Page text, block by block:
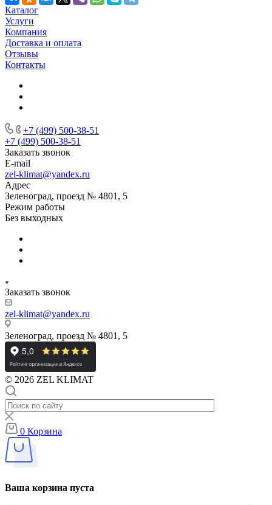
Каталог
Услуги
Компания
Доставка и оплата
Отзывы
Контакты
+7 (499) 500-38-51
+7 (499) 500-38-51
Заказать звонок
E-mail
zel-klimat@yandex.ru
Адрес
Зеленоград, проезд № 4801, 5
Режим работы
Без выходных
Заказать звонок
zel-klimat@yandex.ru
Зеленоград, проезд № 4801, 5
© 2026 ZEL KLIMAT
0 Корзина
Ваша корзина пуста